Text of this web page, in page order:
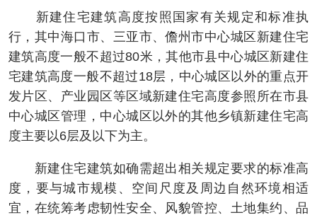
新建住宅建筑高度按照国家有关规定和标准执
行，其中海口市、三亚市、儋州市中心城区新建住宅
建筑高度一般不超过80米，其他市县中心城区新建住
宅建筑高度一般不超过18层，中心城区以外的重点开
发片区、产业园区等区域新建住宅高度参照所在市县
中心城区管理，中心城区以外的其他乡镇新建住宅高
度主要以6层及以下为主。
新建住宅建筑如确需超出相关规定要求的标准高
度，要与城市规模、空间尺度及周边自然环境相适
宜，在统筹考虑韧性安全、风貌管控、土地集约、品